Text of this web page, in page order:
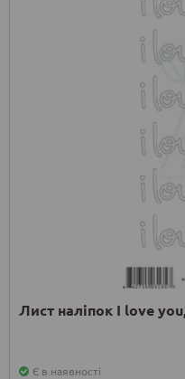
Лист наліпок I love
Є в наявності